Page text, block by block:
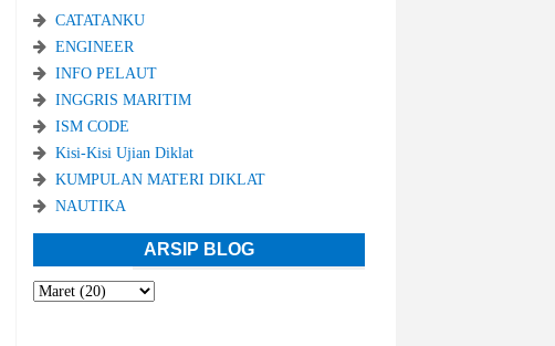
CATATANKU
ENGINEER
INFO PELAUT
INGGRIS MARITIM
ISM CODE
Kisi-Kisi Ujian Diklat
KUMPULAN MATERI DIKLAT
NAUTIKA
ARSIP BLOG